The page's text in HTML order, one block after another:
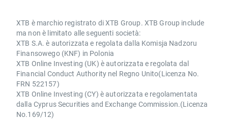
XTB è marchio registrato di XTB Group. XTB Group include
ma non è limitato alle seguenti società:
XTB S.A. è autorizzata e regolata dalla Komisja Nadzoru
Finansowego (KNF) in Polonia
XTB Online Investing (UK) è autorizzata e regolata dal
Financial Conduct Authority nel Regno Unito(Licenza No.
FRN 522157)
XTB Online Investing (CY) è autorizzata e regolamentata
dalla Cyprus Securities and Exchange Commission.(Licenza
No.169/12)